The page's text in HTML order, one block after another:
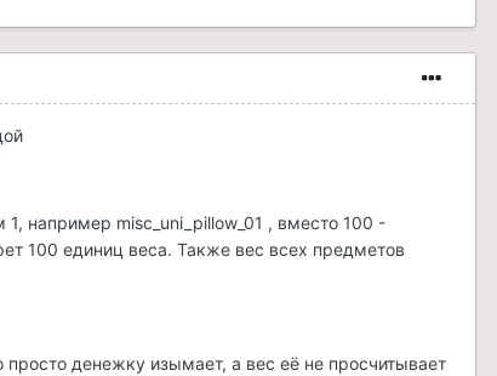
например misc_uni_pillow_01 , вместо 100 -
100 единиц веса. Также вес всех предметов
денежку изымает, а вес её не просчитывает